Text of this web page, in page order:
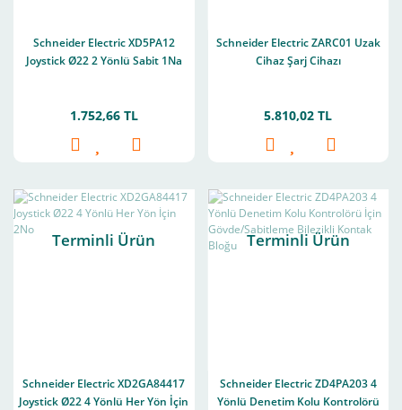
Schneider Electric XD5PA12
Joystick Ø22 2 Yönlü Sabit 1Na
1.752,66 TL
Schneider Electric ZARC01 Uzak
Cihaz Şarj Cihazı
5.810,02 TL
Terminli Ürün
Schneider Electric XD2GA84417
Joystick Ø22 4 Yönlü Her Yön İçin
Terminli Ürün
Schneider Electric ZD4PA203 4
Yönlü Denetim Kolu Kontrolörü